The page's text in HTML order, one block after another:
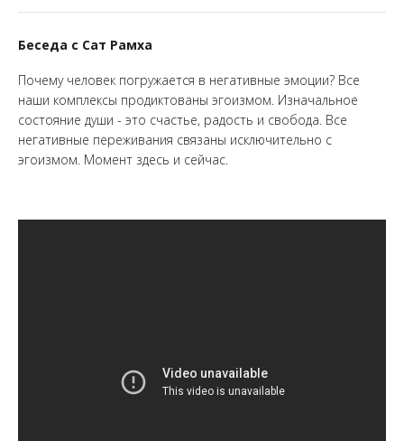
Беседа с Сат Рамха
Почему человек погружается в негативные эмоции? Все
наши комплексы продиктованы эгоизмом. Изначальное
состояние души - это счастье, радость и свобода. Все
негативные переживания связаны исключительно с
эгоизмом. Момент здесь и сейчас.